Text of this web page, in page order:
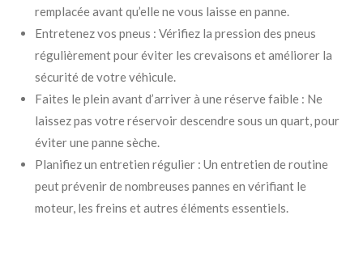
remplacée avant qu’elle ne vous laisse en panne.
Entretenez vos pneus : Vérifiez la pression des pneus
régulièrement pour éviter les crevaisons et améliorer la
sécurité de votre véhicule.
Faites le plein avant d’arriver à une réserve faible : Ne
laissez pas votre réservoir descendre sous un quart, pour
éviter une panne sèche.
Planifiez un entretien régulier : Un entretien de routine
peut prévenir de nombreuses pannes en vérifiant le
moteur, les freins et autres éléments essentiels.